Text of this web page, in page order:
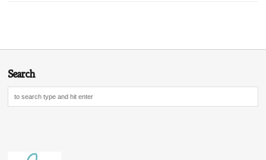
Search